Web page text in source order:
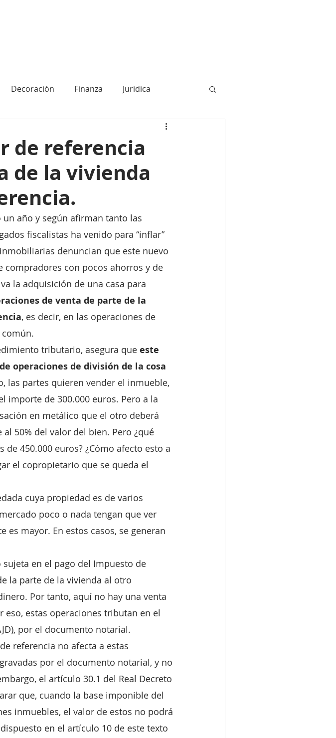
Decoración Finanza Juridica
de referencia
de la vivienda
año y según afirman tanto las
fiscalistas ha venido para “inflar”
denuncian que este nuevo
con pocos ahorros y de
la adquisición de una casa para
de venta de parte de la
, es decir, en las operaciones de
tributario, asegura que este
operaciones de división de la cosa
las partes quieren vender el inmueble,
importe de 300.000 euros. Pero a la
en metálico que el otro deberá
50% del valor del bien. Pero ¿qué
450.000 euros? ¿Cómo afecto esto a
el copropietario que se queda el
cuya propiedad es de varios
poco o nada tengan que ver
es mayor. En estos casos, se generan
sujeta en el pago del Impuesto de
la parte de la vivienda al otro
Por tanto, aquí no hay una venta
eso, estas operaciones tributan en el
por el documento notarial.
referencia no afecta a estas
por el documento notarial, y no
el artículo 30.1 del Real Decreto
que, cuando la base imponible del
inmuebles, el valor de estos no podrá
en el artículo 10 de este texto